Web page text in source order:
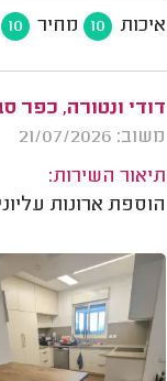
איכות 10 מחיר 10
דודי ונטורה, כפר
משוב: 21/07/2026
תיאור השירות:
הוספת ארונות